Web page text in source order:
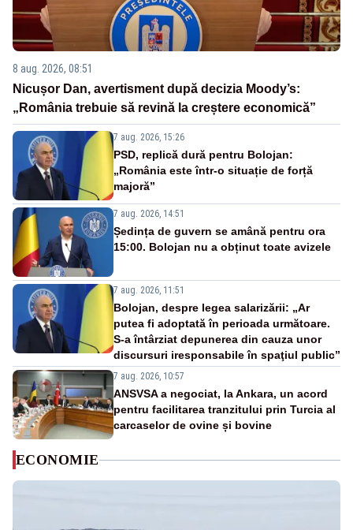
8 aug. 2026, 08:51
Nicușor Dan, avertisment după decizia Moody’s:
„România trebuie să revină la creștere economică”
7 aug. 2026, 15:26
PSD, replică dură pentru Bolojan:
„România este într-o situație de forță
majoră”
7 aug. 2026, 14:51
Ședința de guvern se amână pentru ora
15:00. Bolojan nu a obținut toate avizele
7 aug. 2026, 11:51
Bolojan, despre legea salarizării: „Ar
putea fi adoptată în perioada următoare.
S-a întârziat depunerea din cauza unor
discursuri iresponsabile în spaţiul public”
7 aug. 2026, 10:57
ANSVSA a negociat, la Ankara, un acord
pentru facilitarea tranzitului prin Turcia al
carcaselor de ovine și bovine
ECONOMIE